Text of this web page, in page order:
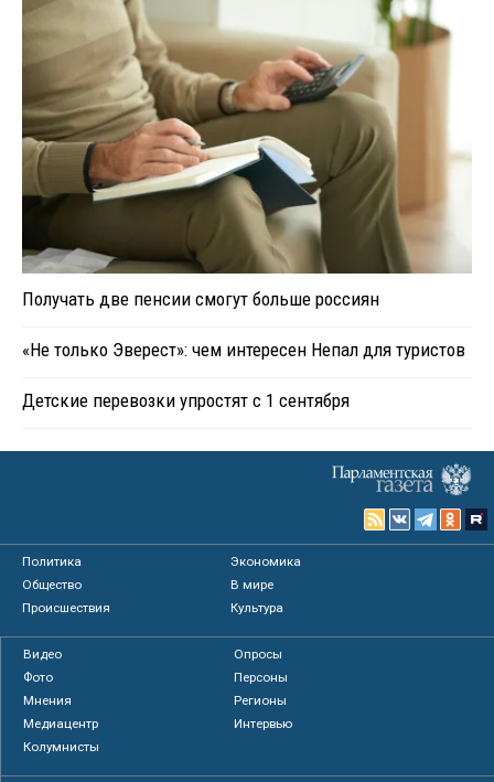
Получать две пенсии смогут больше россиян
«Не только Эверест»: чем интересен Непал для туристов
Детские перевозки упростят с 1 сентября
Политика
Экономика
Общество
В мире
Происшествия
Культура
Видео
Опросы
Фото
Персоны
Мнения
Регионы
Медиацентр
Интервью
Колумнисты